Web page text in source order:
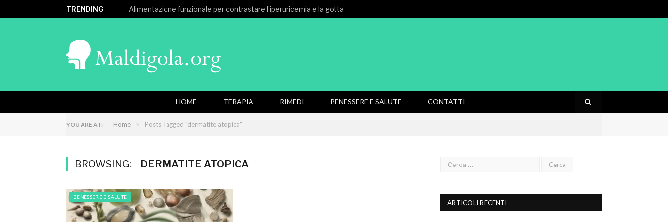
TRENDING Alimentazione funzionale per contrastare l’iperuricemia e la gotta
HOME TERAPIA RIMEDI BENESSERE E SALUTE CONTATTI
YOU ARE AT: Home » Posts Tagged "dermatite atopica"
BROWSING: DERMATITE ATOPICA
BENESSERE E SALUTE
ARTICOLI RECENTI